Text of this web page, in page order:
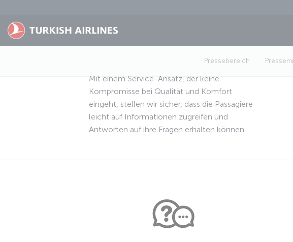
Pressebereich
Mit einem Service-Ansatz, der keine
Kompromisse bei Qualität und Komfort
eingeht, stellen wir sicher, dass die Passagiere
leicht auf Informationen zugreifen und
Antworten auf ihre Fragen erhalten können.